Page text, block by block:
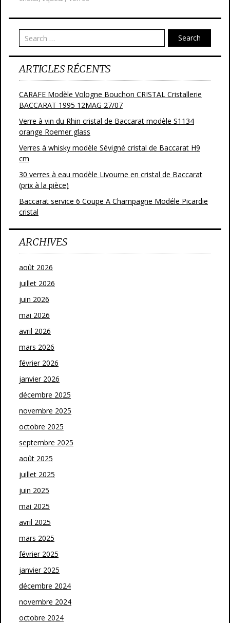
o
o
k
er
Search
ARTICLES RÉCENTS
CARAFE Modèle Vologne Bouchon CRISTAL Cristallerie
BACCARAT 1995 12MAG 27/07
Verre à vin du Rhin cristal de Baccarat modèle S1134
orange Roemer glass
Verres à whisky modèle Sévigné cristal de Baccarat H9
cm
30 verres à eau modèle Livourne en cristal de Baccarat
(prix à la pièce)
Baccarat service 6 Coupe A Champagne Modéle Picardie
cristal
ARCHIVES
août 2026
juillet 2026
juin 2026
mai 2026
avril 2026
mars 2026
février 2026
janvier 2026
décembre 2025
novembre 2025
octobre 2025
septembre 2025
août 2025
juillet 2025
juin 2025
mai 2025
avril 2025
mars 2025
février 2025
janvier 2025
décembre 2024
novembre 2024
octobre 2024